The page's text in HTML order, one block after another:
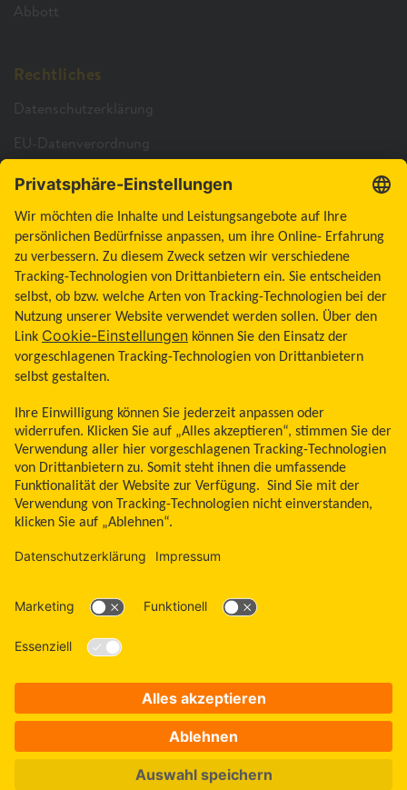
Abbott
Rechtliches
Datenschutzerklärung
EU-Datenverordnung
Cookie-Richtlinie
Cookie-Einstellungen
Barrierefreiheitserklärung
Allgemeine Geschäftsbedingungen
Impressum
Land ändern
Libre, das Schmetterlingslogo, die Form und das Erscheinungsbild des Sensors,
die Farbe Gelb sowie sämtliche damit zusammenhängende Marken und/oder
Designs sind das geistige Eigentum der Abbott Unternehmensgruppe in
Rechteinhaber. Bei den hier gezeigten Bildern handelt es sich um Agenturfotos,
Messsysteme sind sowohl in mg/dl als auch mmol/l erhältlich. FreeStyle Libre 3
und FreeStyle Libre 3 Plus Sensoren sind freigegeben für die Verwendung mit
Apple Logo sind eingetragene Marken von Apple Inc., in den USA und anderen
Ländern. App Store ist ein Warenzeichen von Apple Inc. Google Play und das
ADC-2646042 v32.0